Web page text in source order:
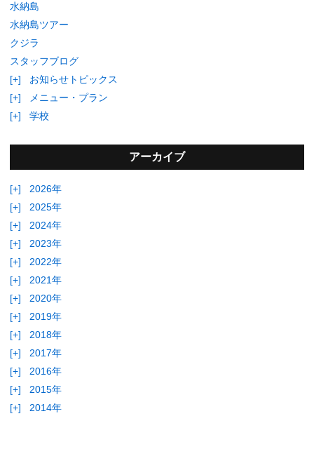
水納島
水納島ツアー
クジラ
スタッフブログ
[+]
お知らせトピックス
[+]
メニュー・プラン
[+]
学校
アーカイブ
[+]
2026年
[+]
2025年
[+]
2024年
[+]
2023年
[+]
2022年
[+]
2021年
[+]
2020年
[+]
2019年
[+]
2018年
[+]
2017年
[+]
2016年
[+]
2015年
[+]
2014年